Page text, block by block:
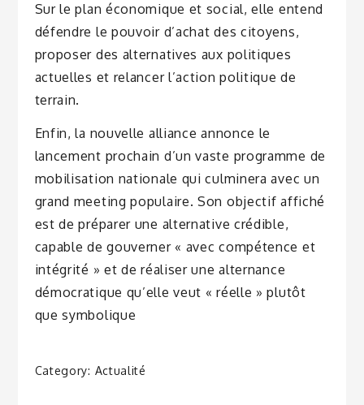
Sur le plan économique et social, elle entend
défendre le pouvoir d’achat des citoyens,
proposer des alternatives aux politiques
actuelles et relancer l’action politique de
terrain.
Enfin, la nouvelle alliance annonce le
lancement prochain d’un vaste programme de
mobilisation nationale qui culminera avec un
grand meeting populaire. Son objectif affiché
est de préparer une alternative crédible,
capable de gouverner « avec compétence et
intégrité » et de réaliser une alternance
démocratique qu’elle veut « réelle » plutôt
que symbolique
Category: Actualité